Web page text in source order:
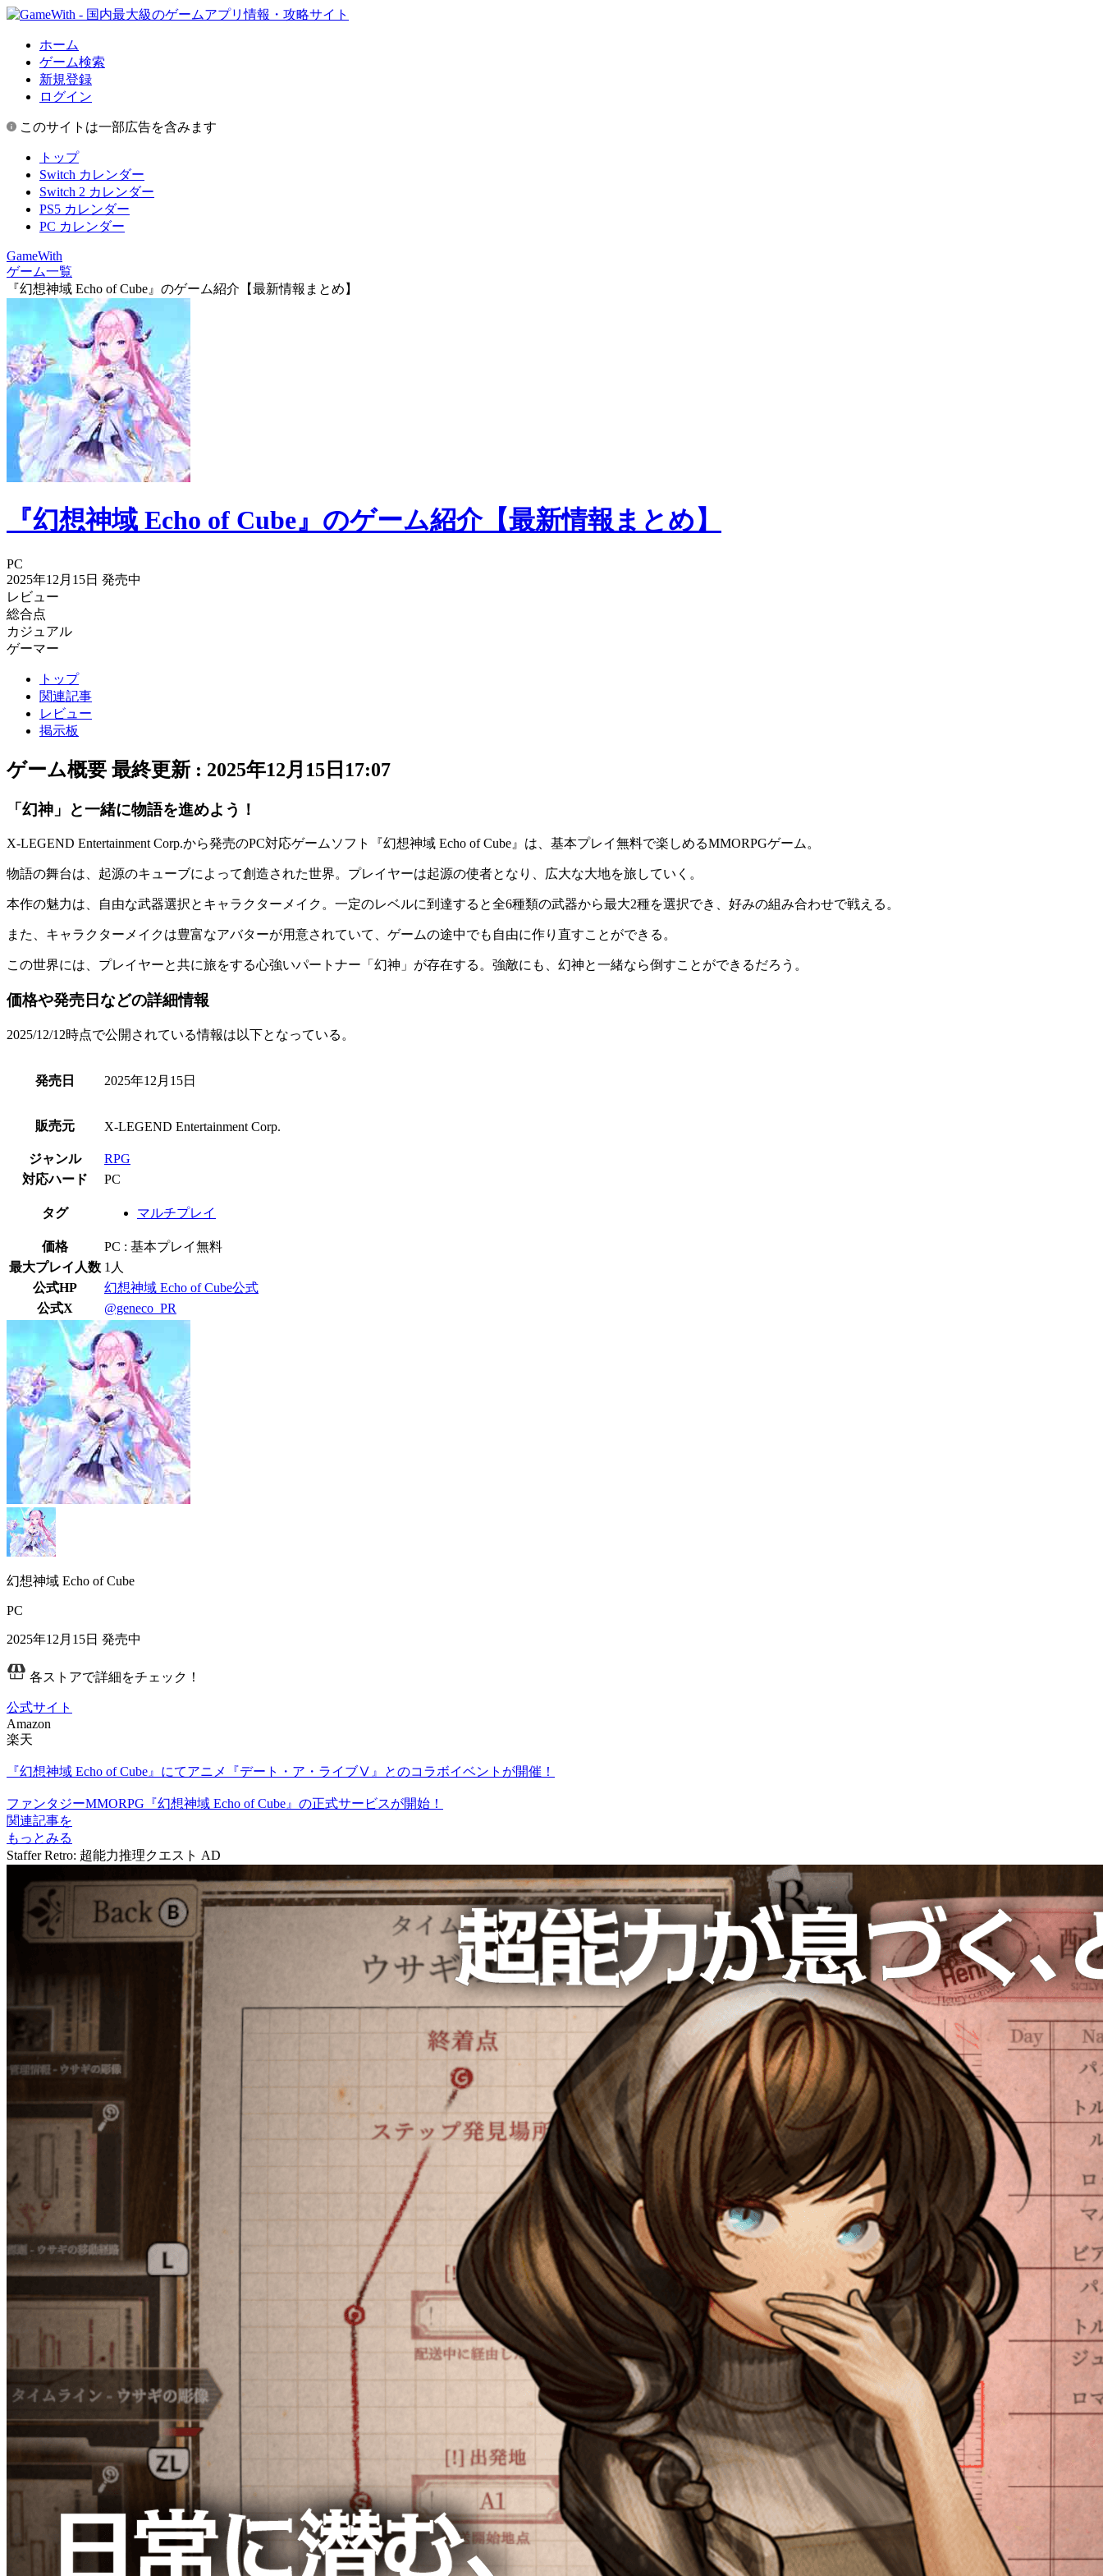
ホーム
ゲーム検索
新規登録
ログイン
このサイトは一部広告を含みます
トップ
Switch カレンダー
Switch 2 カレンダー
PS5 カレンダー
PC カレンダー
GameWith
ゲーム一覧
『幻想神域 Echo of Cube』のゲーム紹介【最新情報まとめ】
『幻想神域 Echo of Cube』のゲーム紹介【最新情報まとめ】
PC
2025年12月15日 発売中
レビュー
総合点
カジュアル
ゲーマー
トップ
関連記事
レビュー
掲示板
ゲーム概要 最終更新 : 2025年12月15日17:07
「幻神」と一緒に物語を進めよう！
X-LEGEND Entertainment Corp.から発売のPC対応ゲームソフト『幻想神域 Echo of Cube』は、基本プレイ無料で楽しめるMMORPGゲーム。
物語の舞台は、起源のキューブによって創造された世界。プレイヤーは起源の使者となり、広大な大地を旅していく。
本作の魅力は、 自由な武器選択と キャラクターメイク。一定のレベルに到達すると全6種類の武器から最大2種を選択でき、好みの組み合わせで戦える。
また、キャラクターメイクは豊富なアバターが用意されていて、 ゲームの途中でも自由に作り直すことができる。
この世界には、プレイヤーと共に旅をする心強いパートナー「 幻神 」が存在する。強敵にも、幻神と一緒なら倒すことができるだろう。
価格や発売日などの詳細情報
2025/12/12時点で公開されている情報は以下となっている。
発売日 2025年12月15日
販売元 X-LEGEND Entertainment Corp.
ジャンル
RPG
対応ハード
PC
タグ マルチプレイ
価格
PC : 基本プレイ無料
最大プレイ人数 1人
公式HP
幻想神域 Echo of Cube公式
公式X
@geneco_PR
幻想神域 Echo of Cube
PC
2025年12月15日 発売中
各ストアで詳細をチェック！
公式サイト
Amazon
楽天
『幻想神域 Echo of Cube』にてアニメ『デート・ア・ライブⅤ』とのコラボイベントが開催！
ファンタジーMMORPG『幻想神域 Echo of Cube』の正式サービスが開始！
関連記事を
もっとみる
Staffer Retro: 超能力推理クエスト AD